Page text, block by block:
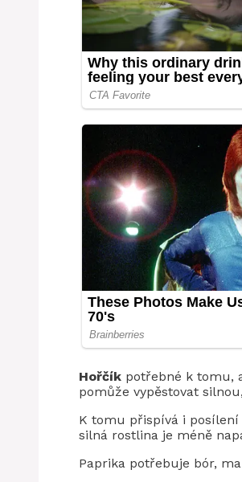
Hořčík potřebné k tomu,
pomůže vypěstovat
K tomu přispívá i
silná rostlina je méně
Paprika potřebuje bór,